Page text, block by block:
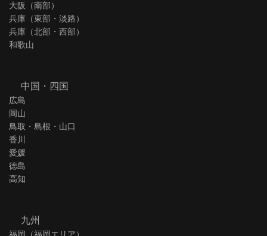
大阪（南部）
兵庫（東部・淡路）
兵庫（北部・西部）
和歌山
中国・四国
広島
岡山
鳥取・島根・山口
香川
愛媛
徳島
高知
九州